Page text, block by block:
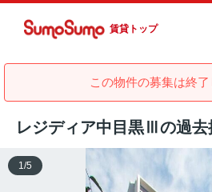
賃貸トップ
この物件の募集は終了
レジディア中目黒Ⅲの過去
1 /5